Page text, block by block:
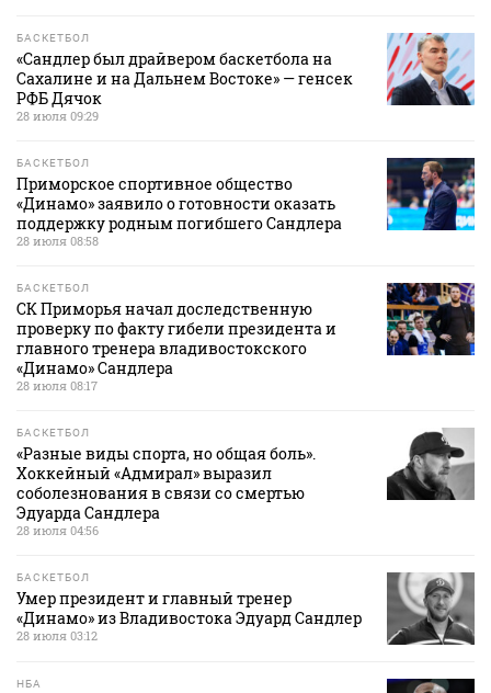
БАСКЕТБОЛ
«Сандлер был драйвером баскетбола на
Сахалине и на Дальнем Востоке» — генсек
РФБ Дячок
28 июля 09:29
БАСКЕТБОЛ
Приморское спортивное общество
«Динамо» заявило о готовности оказать
поддержку родным погибшего Сандлера
28 июля 08:58
БАСКЕТБОЛ
СК Приморья начал доследственную
проверку по факту гибели президента и
главного тренера владивостокского
«Динамо» Сандлера
28 июля 08:17
БАСКЕТБОЛ
«Разные виды спорта, но общая боль».
Хоккейный «Адмирал» выразил
соболезнования в связи со смертью
Эдуарда Сандлера
28 июля 04:56
БАСКЕТБОЛ
Умер президент и главный тренер
«Динамо» из Владивостока Эдуард Сандлер
28 июля 03:12
НБА